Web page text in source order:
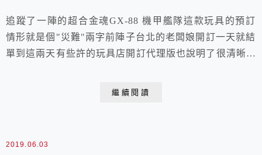
追蹤了一陣的超合金魂GX-88 機甲艦隊這款玩具的預訂
情形就是個"災難"兩字前陣子台北的老闆娘開訂一天就結
單到這兩天有些許的玩具店開訂代理版也說明了很清晰的
來 ~ 以我訂到的八德路老闆娘的價格買了十年應該就是
繼續閱讀
2019.06.03